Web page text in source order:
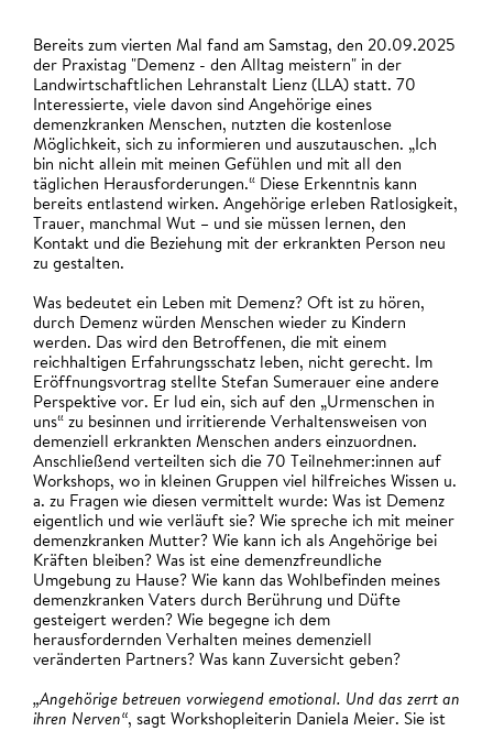
Bereits zum vierten Mal fand am Samstag, den 20.09.2025
der Praxistag "Demenz - den Alltag meistern" in der
Landwirtschaftlichen Lehranstalt Lienz (LLA) statt. 70
Interessierte, viele davon sind Angehörige eines
demenzkranken Menschen, nutzten die kostenlose
Möglichkeit, sich zu informieren und auszutauschen. „Ich
bin nicht allein mit meinen Gefühlen und mit all den
täglichen Herausforderungen.“ Diese Erkenntnis kann
bereits entlastend wirken. Angehörige erleben Ratlosigkeit,
Trauer, manchmal Wut – und sie müssen lernen, den
Kontakt und die Beziehung mit der erkrankten Person neu
zu gestalten.
Was bedeutet ein Leben mit Demenz? Oft ist zu hören,
durch Demenz würden Menschen wieder zu Kindern
werden. Das wird den Betroffenen, die mit einem
reichhaltigen Erfahrungsschatz leben, nicht gerecht. Im
Eröffnungsvortrag stellte Stefan Sumerauer eine andere
Perspektive vor. Er lud ein, sich auf den „Urmenschen in
uns“ zu besinnen und irritierende Verhaltensweisen von
demenziell erkrankten Menschen anders einzuordnen.
Anschließend verteilten sich die 70 Teilnehmer:innen auf
Workshops, wo in kleinen Gruppen viel hilfreiches Wissen u.
a. zu Fragen wie diesen vermittelt wurde: Was ist Demenz
eigentlich und wie verläuft sie? Wie spreche ich mit meiner
demenzkranken Mutter? Wie kann ich als Angehörige bei
Kräften bleiben? Was ist eine demenzfreundliche
Umgebung zu Hause? Wie kann das Wohlbefinden meines
demenzkranken Vaters durch Berührung und Düfte
gesteigert werden? Wie begegne ich dem
herausfordernden Verhalten meines demenziell
veränderten Partners? Was kann Zuversicht geben?
„Angehörige betreuen vorwiegend emotional. Und das zerrt an
ihren Nerven“, sagt Workshopleiterin Daniela Meier. Sie ist